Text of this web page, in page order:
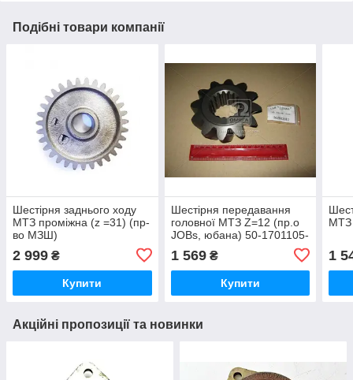
Подібні товари компанії
Шестірня заднього ходу
МТЗ проміжна (z =31) (пр-
во МЗШ)
2 999 ₴
Купити
Шестірня передавання
головної МТЗ Z=12 (пр.о
JOBs, юбана) 50-1701105-
1 569₴
Купити
МТЗ
1
Акційні пропозиції та новинки